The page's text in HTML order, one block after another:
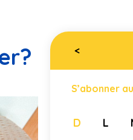
<
S’abonner
D L